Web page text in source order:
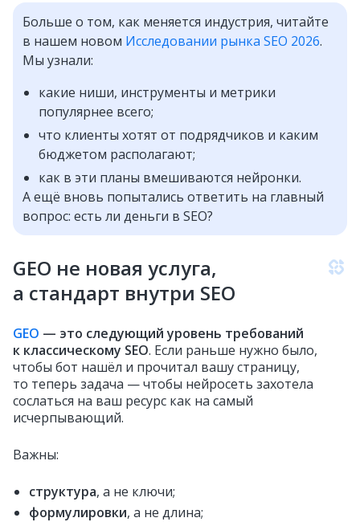
Больше о том, как меняется индустрия, читайте
в нашем новом Исследовании рынка SEO 2026.
Мы узнали:
какие ниши, инструменты и метрики
популярнее всего;
что клиенты хотят от подрядчиков и каким
бюджетом располагают;
как в эти планы вмешиваются нейронки.
А ещё вновь попытались ответить на главный
вопрос: есть ли деньги в SEO?
GEO не новая услуга,
а стандарт внутри SEO
GEO — это следующий уровень требований
к классическому SEO. Если раньше нужно было,
чтобы бот нашёл и прочитал вашу страницу,
то теперь задача — чтобы нейросеть захотела
сослаться на ваш ресурс как на самый
исчерпывающий.
Важны:
структура, а не ключи;
формулировки, а не длина;